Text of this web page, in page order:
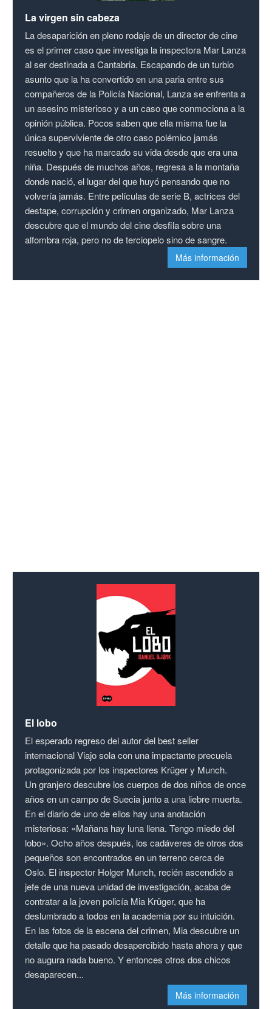
La virgen sin cabeza
La desaparición en pleno rodaje de un director de cine
es el primer caso que investiga la inspectora Mar Lanza
al ser destinada a Cantabria. Escapando de un turbio
asunto que la ha convertido en una paria entre sus
compañeros de la Policía Nacional, Lanza se enfrenta a
un asesino misterioso y a un caso que conmociona a la
opinión pública. Pocos saben que ella misma fue la
única superviviente de otro caso polémico jamás
resuelto y que ha marcado su vida desde que era una
niña. Después de muchos años, regresa a la montaña
donde nació, el lugar del que huyó pensando que no
volvería jamás. Entre películas de serie B, actrices del
destape, corrupción y crimen organizado, Mar Lanza
descubre que el mundo del cine desfila sobre una
alfombra roja, pero no de terciopelo sino de sangre.
Más información
El lobo
El esperado regreso del autor del best seller
internacional Viajo sola con una impactante precuela
protagonizada por los inspectores Krüger y Munch.
Un granjero descubre los cuerpos de dos niños de once
años en un campo de Suecia junto a una liebre muerta.
En el diario de uno de ellos hay una anotación
misteriosa: «Mañana hay luna llena. Tengo miedo del
lobo». Ocho años después, los cadáveres de otros dos
pequeños son encontrados en un terreno cerca de
Oslo. El inspector Holger Munch, recién ascendido a
jefe de una nueva unidad de investigación, acaba de
contratar a la joven policía Mia Krüger, que ha
deslumbrado a todos en la academia por su intuición.
En las fotos de la escena del crimen, Mia descubre un
detalle que ha pasado desapercibido hasta ahora y que
no augura nada bueno. Y entonces otros dos chicos
desaparecen...
Más información